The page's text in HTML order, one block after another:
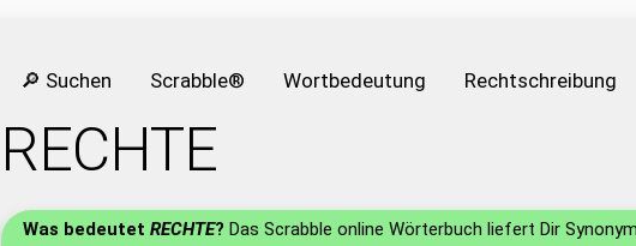
🔎 Suchen Scrabble® Wortbedeutung Rechtschreibung
RECHTE
Was bedeutet RECHTE? Das Scrabble online Wörterbuch liefert Dir